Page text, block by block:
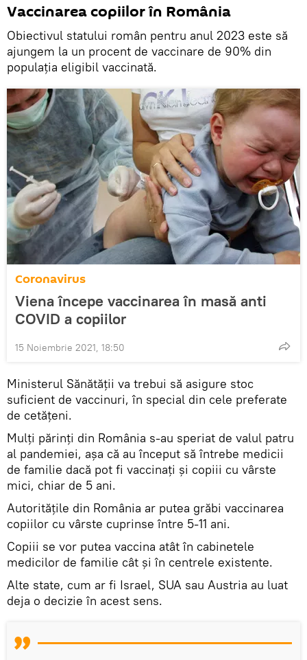
Vaccinarea copiilor în România
Obiectivul statului român pentru anul 2023 este să
ajungem la un procent de vaccinare de 90% din
populația eligibil vaccinată.
Coronavirus
Viena începe vaccinarea în masă anti
COVID a copiilor
15 Noiembrie 2021, 18:50
Ministerul Sănătății va trebui să asigure stoc
suficient de vaccinuri, în special din cele preferate
de cetățeni.
Mulți părinți din România s-au speriat de valul patru
al pandemiei, așa că au început să întrebe medicii
de familie dacă pot fi vaccinați și copiii cu vârste
mici, chiar de 5 ani.
Autoritățile din România ar putea grăbi vaccinarea
copiilor cu vârste cuprinse între 5-11 ani.
Copiii se vor putea vaccina atât în cabinetele
medicilor de familie cât şi în centrele existente.
Alte state, cum ar fi Israel, SUA sau Austria au luat
deja o decizie în acest sens.